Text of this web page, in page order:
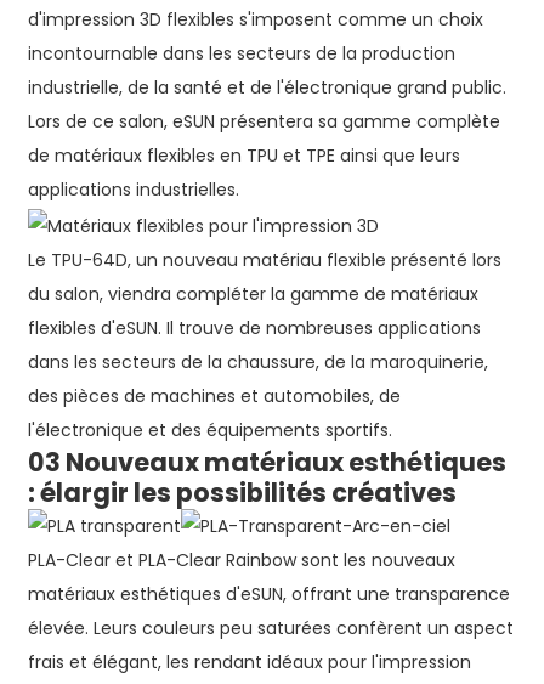
d'impression 3D flexibles s'imposent comme un choix
incontournable dans les secteurs de la production
industrielle, de la santé et de l'électronique grand public.
Lors de ce salon, eSUN présentera sa gamme complète
de matériaux flexibles en TPU et TPE ainsi que leurs
applications industrielles.
Le TPU-64D, un nouveau matériau flexible présenté lors
du salon, viendra compléter la gamme de matériaux
flexibles d'eSUN. Il trouve de nombreuses applications
dans les secteurs de la chaussure, de la maroquinerie,
des pièces de machines et automobiles, de
l'électronique et des équipements sportifs.
03 Nouveaux matériaux esthétiques
: élargir les possibilités créatives
PLA-Clear et PLA-Clear Rainbow sont les nouveaux
matériaux esthétiques d'eSUN, offrant une transparence
élevée. Leurs couleurs peu saturées confèrent un aspect
frais et élégant, les rendant idéaux pour l'impression